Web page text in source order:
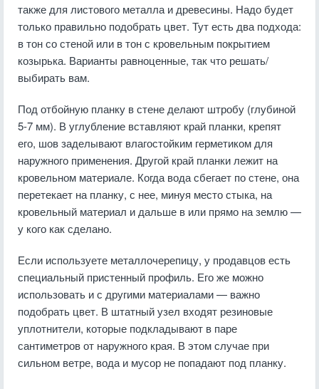
также для листового металла и древесины. Надо будет
только правильно подобрать цвет. Тут есть два подхода:
в тон со стеной или в тон с кровельным покрытием
козырька. Варианты равноценные, так что решать/
выбирать вам.
Под отбойную планку в стене делают штробу (глубиной
5-7 мм). В углубление вставляют край планки, крепят
его, шов заделывают влагостойким герметиком для
наружного применения. Другой край планки лежит на
кровельном материале. Когда вода сбегает по стене, она
перетекает на планку, с нее, минуя место стыка, на
кровельный материал и дальше в или прямо на землю —
у кого как сделано.
Если используете металлочерепицу, у продавцов есть
специальный пристенный профиль. Его же можно
использовать и с другими материалами — важно
подобрать цвет. В штатный узел входят резиновые
уплотнители, которые подкладывают в паре
сантиметров от наружного края. В этом случае при
сильном ветре, вода и мусор не попадают под планку.